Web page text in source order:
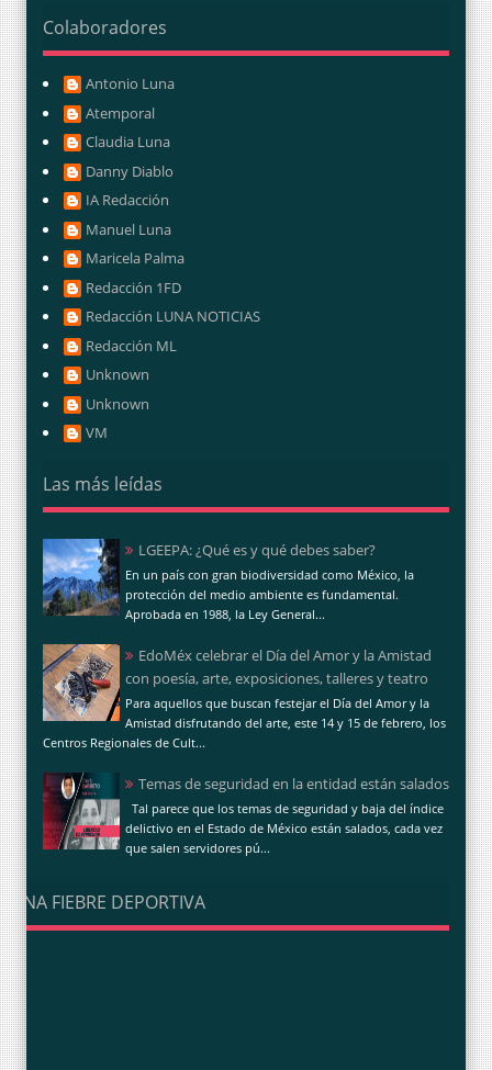
Colaboradores
Antonio Luna
Atemporal
Claudia Luna
Danny Diablo
IA Redacción
Manuel Luna
Maricela Palma
Redacción 1FD
Redacción LUNA NOTICIAS
Redacción ML
Unknown
Unknown
VM
Las más leídas
LGEEPA: ¿Qué es y qué debes saber?
En un país con gran biodiversidad como México, la
protección del medio ambiente es fundamental.
Aprobada en 1988, la Ley General...
EdoMéx celebrar el Día del Amor y la Amistad
con poesía, arte, exposiciones, talleres y teatro
Para aquellos que buscan festejar el Día del Amor y la
Amistad disfrutando del arte, este 14 y 15 de febrero, los
Centros Regionales de Cult...
Temas de seguridad en la entidad están salados
Tal parece que los temas de seguridad y baja del índice
delictivo en el Estado de México están salados, cada vez
que salen servidores pú...
UNA FIEBRE DEPORTIVA